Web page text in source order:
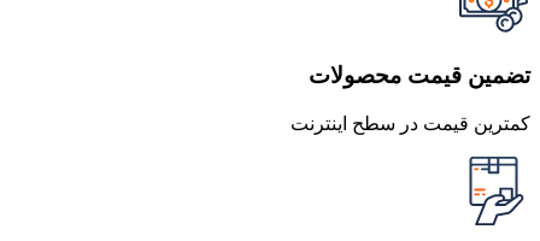
تضمین قیمت محصولات
کمترین قیمت در سطح اینترنت